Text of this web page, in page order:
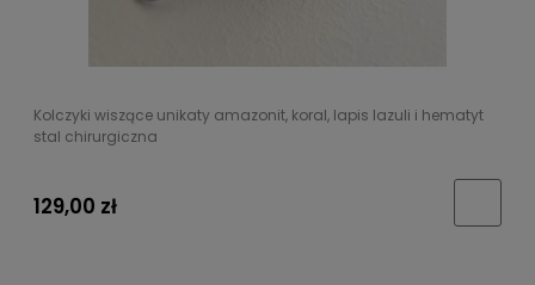
Kolczyki wiszące unikaty amazonit, koral, lapis lazuli i hematyt
stal chirurgiczna
129,00 zł